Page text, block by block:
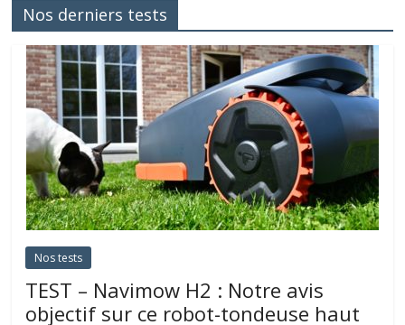
Nos derniers tests
Nos tests
TEST – Navimow H2 : Notre avis
objectif sur ce robot-tondeuse haut